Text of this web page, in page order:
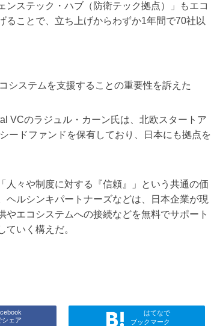
ステック・ハブ（防衛テック拠点）」もエコ
ることで、立ち上げからわずか1年間で70社以
システムを支援することの重要性を訴えた
VCのラジュル・カーン氏は、北欧スタートア
ードファンドを保有しており、日本にも拠点を
々や制度に対する『信頼』」という共通の価
ルシンキパートナーズなどは、日本企業が現
エコシステムへの接続などを無料でサポート
いく構えだ。
シェア
はてなで
ブックマーク